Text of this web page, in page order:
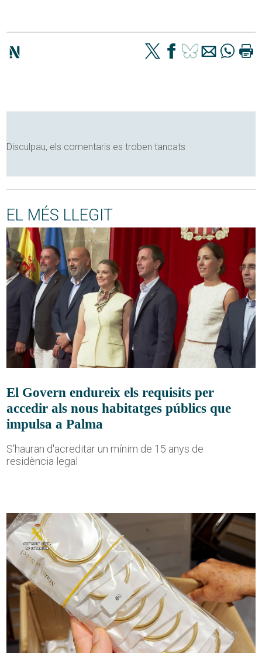
Disculpau, els comentaris es troben tancats
EL MÉS LLEGIT
El Govern endureix els requisits per
accedir als nous habitatges públics que
impulsa a Palma
S'hauran d'acreditar un mínim de 15 anys de
residència legal